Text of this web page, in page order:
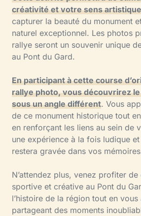
créativité et votre sens
capturer la beauté du monument
naturel exceptionnel. Les photos
rallye seront un souvenir unique
au Pont du Gard.
En participant à cette course
rallye photo, vous découvrirez le
sous un angle différent. Vous
de ce monument historique tout
en renforçant les liens au sein de
une expérience à la fois ludique
restera gravée dans vos
N’attendez plus, venez profiter
sportive et créative au Pont du
l’histoire de la région tout en vous
partageant des moments